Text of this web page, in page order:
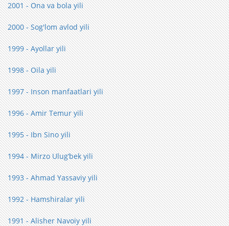
2001 - Ona va bola yili
2000 - Sog'lom avlod yili
1999 - Ayollar yili
1998 - Oila yili
1997 - Inson manfaatlari yili
1996 - Amir Temur yili
1995 - Ibn Sino yili
1994 - Mirzo Ulug‘bek yili
1993 - Ahmad Yassaviy yili
1992 - Hamshiralar yili
1991 - Alisher Navoiy yili